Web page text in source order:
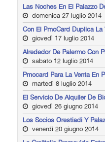
Las Noches En El Palazzo
domenica 27 luglio 2014
Con El PmoCard Duplica
giovedì 17 luglio 2014
Alrededor De Palermo Con
sabato 12 luglio 2014
Pmocard Para La Venta En
martedì 8 luglio 2014
El Servicio De Alquiler De
giovedì 26 giugno 2014
Los Socios Orestiadi Y
venerdì 20 giugno 2014